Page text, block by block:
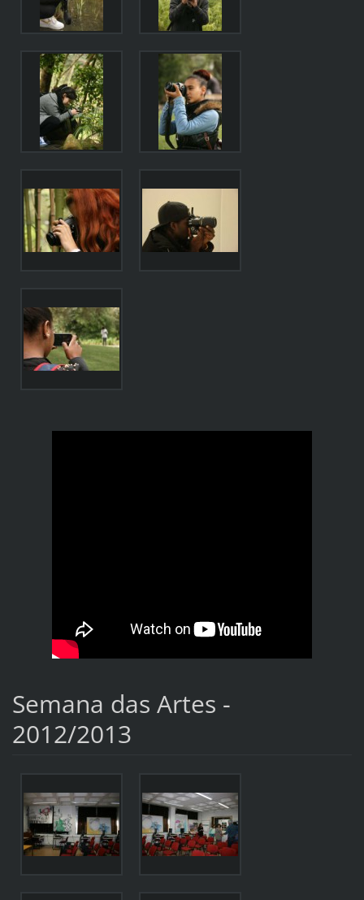
Semana das Artes -
2012/2013